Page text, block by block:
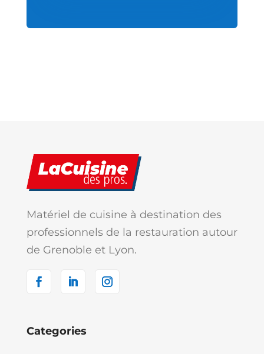
Matériel de cuisine à destination des
professionnels de la restauration autour
de Grenoble et Lyon.
Categories